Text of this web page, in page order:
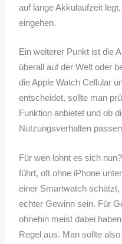
auf lange Akkulaufzeit
eingehen.
Ein weiterer Punkt ist die
überall auf der Welt oder
die Apple Watch Cellular
entscheidet, sollte man
Funktion anbietet und ob
Nutzungsverhalten
Für wen lohnt es sich
führt, oft ohne iPhone
einer Smartwatch
echter Gewinn sein. Für
ohnehin meist dabei
Regel aus. Man sollte